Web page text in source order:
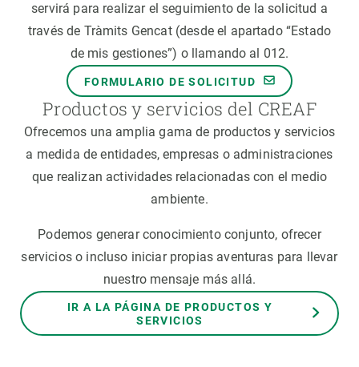
servirá para realizar el seguimiento de la solicitud a
través de Tràmits Gencat (desde el apartado “Estado
de mis gestiones”) o llamando al 012.
FORMULARIO DE SOLICITUD
Productos y servicios del CREAF
Ofrecemos una amplia gama de productos y servicios
a medida de entidades, empresas o administraciones
que realizan actividades relacionadas con el medio
ambiente.
Podemos generar conocimiento conjunto, ofrecer
servicios o incluso iniciar propias aventuras para llevar
nuestro mensaje más allá.
IR A LA PÁGINA DE PRODUCTOS Y
SERVICIOS